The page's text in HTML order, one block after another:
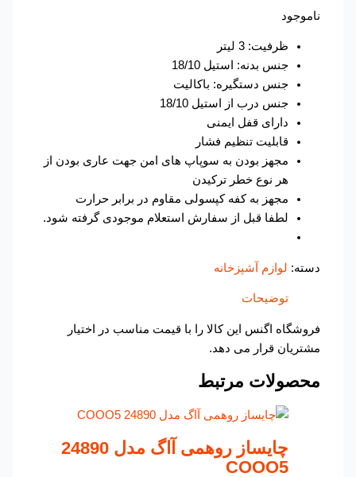
ناموجود
ظرفیت: 3 لیتر
جنس بدنه: استیل 18/10
جنس دستگیره: باکالیت
جنس درب از استیل 18/10
دارای قفل ایمنی
قابلیت تنظیم فشار
مجهز بودن به سوپاپ های امن جهت عاری بودن از
هر نوع خطر ترکیدن
مجهز به کفه کپسولی مقاوم در برابر حرارت
لطفا قبل از سفارش استعلام موجودی گرفته شود.
لوازم آشپزخانه
توضیحات
فروشگاه اگنس این کالا را با قیمت مناسب در اختیار
مشتریان قرار می دهد.
محصولات مرتبط
چایساز روهمی آاگ مدل 24890
COOO5